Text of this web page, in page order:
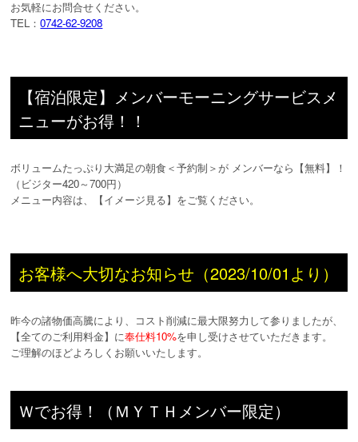
お気軽にお問合せください。
TEL：0742-62-9208
【宿泊限定】メンバーモーニングサービスメ
ニューがお得！！
ボリュームたっぷり大満足の朝食＜予約制＞が メンバーなら【無料】！
（ビジター420～700円）
メニュー内容は、【イメージ見る】をご覧ください。
お客様へ大切なお知らせ（2023/10/01より）
昨今の諸物価高騰により、コスト削減に最大限努力して参りましたが、
【全てのご利用料金】に奉仕料10%を申し受けさせていただきます。
ご理解のほどよろしくお願いいたします。
Ｗでお得！（ＭＹＴＨメンバー限定）